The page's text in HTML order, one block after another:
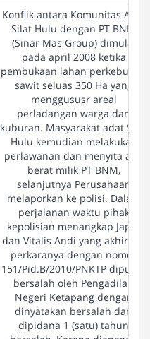
Konflik antara Komunitas Adat
Silat Hulu dengan PT BNM
(Sinar Mas Group) dimulai
pada april 2008 ketika
pembukaan lahan perkebunan
sawit seluas 350 Ha yang
menggususr areal
perladangan warga dan
kuburan. Masyarakat adat Silat
Hulu kemudian melakukan
perlawanan dan menyita alat
berat milik PT BNM,
selanjutnya Perusahaan
melaporkan ke polisi. Dalam
perjalanan waktu pihak
kepolisian menangkap Japin
dan Vitalis Andi yang akhirnya
perkaranya dengan nomer
151/Pid.B/2010/PNKTP diputus
bersalah oleh Pengadilan
Negeri Ketapang dengan
dinyatakan bersalah dan
dipidana 1 (satu) tahun